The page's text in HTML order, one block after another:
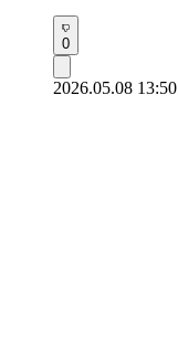
0
2026.05.08 13:50